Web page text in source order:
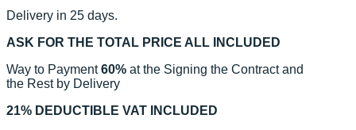
Delivery in 25 days.
ASK FOR THE TOTAL PRICE ALL INCLUDED
Way to Payment60% at the Signing the Contract and
the Rest by Delivery
21% DEDUCTIBLE VAT INCLUDED